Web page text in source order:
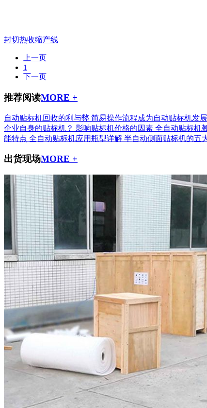
封切热收缩产线
上一页
1
下一页
推荐阅读MORE +
自动贴标机回收的利与弊 简易操作流程成为自动贴标机发
企业自身的贴标机？ 影响贴标机价格的因素 全自动贴标机
能特点 全自动贴标机应用瓶型详解 半自动侧面贴标机的五
出货现场MORE +